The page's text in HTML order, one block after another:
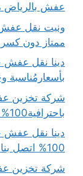
عفش بالرياض
ممتاز دون كسر
دينا نقل عفش
بأسعارمُناسبة
شركة تخزين
باحترافية100% احجز الآن بـ20%خصم فوري
دينا نقل
100% اتصل بنا الان